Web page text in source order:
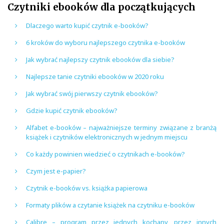
Czytniki ebooków dla początkujących
Dlaczego warto kupić czytnik e-booków?
6 kroków do wyboru najlepszego czytnika e-booków
Jak wybrać najlepszy czytnik ebooków dla siebie?
Najlepsze tanie czytniki ebooków w 2020 roku
Jak wybrać swój pierwszy czytnik ebooków?
Gdzie kupić czytnik ebooków?
Alfabet e-booków – najważniejsze terminy związane z branżą
książek i czytników elektronicznych w jednym miejscu
Co każdy powinien wiedzieć o czytnikach e-booków?
Czym jest e-papier?
Czytnik e-booków vs. książka papierowa
Formaty plików a czytanie książek na czytniku e-booków
Calibre – program przez jednych kochany, przez innych